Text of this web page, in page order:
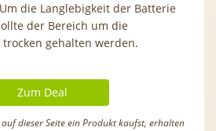
die Langlebigkeit der Batterie
der Bereich um die
gehalten werden.
Zum Deal
dieser Seite ein Produkt kaufst, erhalten